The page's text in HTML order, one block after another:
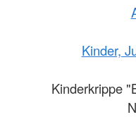
Kinder,
Kinderkrippe